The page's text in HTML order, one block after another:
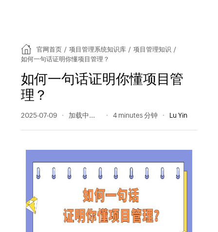
官网首页 / 项目管理系统知识库 / 项目管理知识 /
如何一句话证明你懂项目管理？
如何一句话证明你懂项目管
理？
2025-07-09 321 阅读量 4 minutes 分钟 Lu Yin